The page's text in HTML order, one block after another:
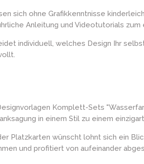
sich ohne Grafikkenntnisse
Anleitung und Videotutorials
individuell, welches Design Ihr
Komplett-Sets
in einem Stil zu einem
Platzkarten wünscht lohnt sich ein
und profitiert von aufeinander